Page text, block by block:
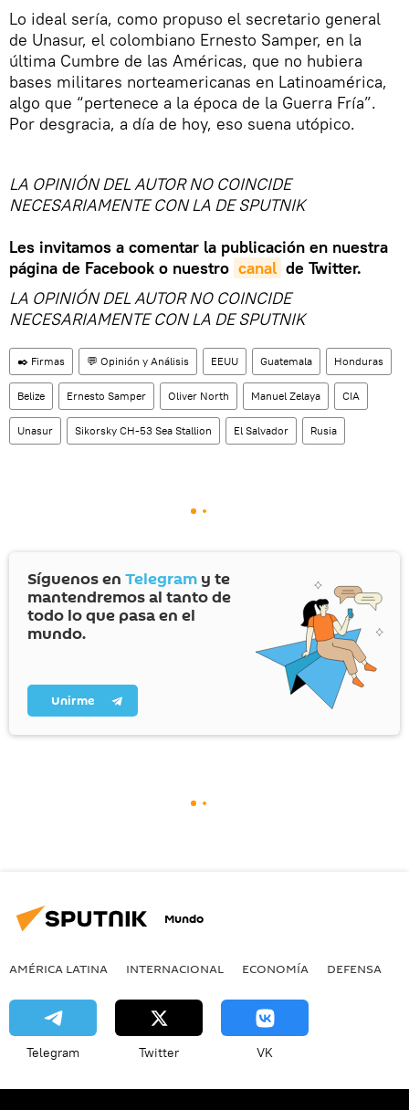
Lo ideal sería, como propuso el secretario general
de Unasur, el colombiano Ernesto Samper, en la
última Cumbre de las Américas, que no hubiera
bases militares norteamericanas en Latinoamérica,
algo que “pertenece a la época de la Guerra Fría”.
Por desgracia, a día de hoy, eso suena utópico.
LA OPINIÓN DEL AUTOR NO COINCIDE
NECESARIAMENTE CON LA DE SPUTNIK
Les invitamos a comentar la publicación en nuestra
página de Facebook o nuestro canal de Twitter.
LA OPINIÓN DEL AUTOR NO COINCIDE
NECESARIAMENTE CON LA DE SPUTNIK
✒️ Firmas 💬 Opinión y Análisis EEUU Guatemala Honduras
Belize Ernesto Samper Oliver North Manuel Zelaya CIA
Unasur Sikorsky CH-53 Sea Stallion El Salvador Rusia
Síguenos en Telegram y te
mantendremos al tanto de
todo lo que pasa en el
mundo.
Unirme
Mundo
AMÉRICA LATINA INTERNACIONAL ECONOMÍA DEFENSA
Telegram Twitter VK